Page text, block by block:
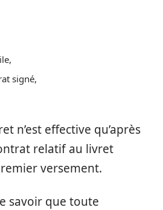
signé,
n’est effective qu’après
relatif au livret
versement.
savoir que toute